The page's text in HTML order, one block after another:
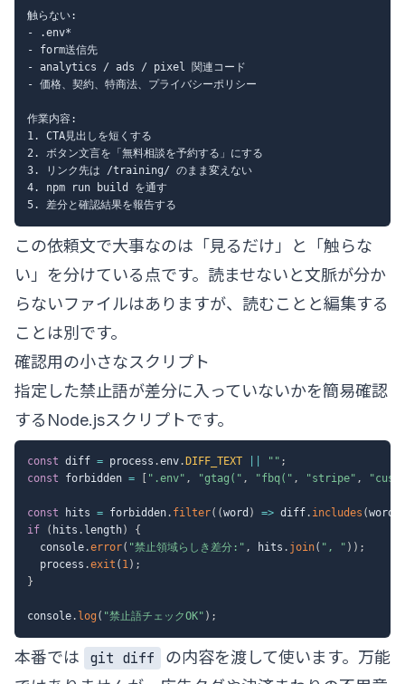
触らない:
- .env*
- form送信先
- analytics / ads / pixel 関連コード
- 価格、契約、特商法、プライバシーポリシー
作業内容:
1. CTA見出しを短くする
2. ボタン文言を「無料相談を予約する」にする
3. リンク先は /training/ のまま変えない
4. npm run build を通す
この依頼文で大事なのは「見るだけ」と「触らな
い」を分けている点です。読ませないと文脈が分か
らないファイルはありますが、読むことと編集する
ことは別です。
確認用の小さなスクリプト
指定した禁止語が差分に入っていないかを簡易確認
するNode.jsスクリプトです。
const diff = process .env. DIFF_TEXT "" ;
const forbidden = ".env" , "gtag(" , "fbq(" , "stripe" ,
const hits = forbidden. filter( (word ) => diff. includes (word
if
( hits . length)
{
  console
.error( "禁止領域らしき差分:" , hits . join( ", " ) ) ;
  process
.exit ( 1) ;
}
console. log ( "禁止語チェックOK" ) ;
本番では git diff
の内容を渡して使います。万能